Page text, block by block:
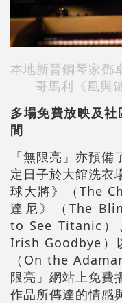
本地新晉鋼琴家鄧
哥馬利《風與
多場免費放映及
間
「無限亮」亦預
定日子於大館洗衣
球大將》（The
達尼》（The
to See Titanic）
Irish Goodbye）
（On the
限亮」網站上免費
作品所傳達的情感